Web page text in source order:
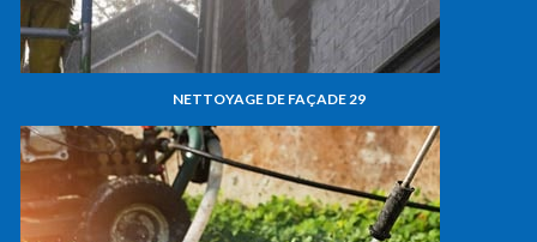
NETTOYAGE DE FAÇADE 29